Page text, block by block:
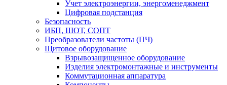
Учет электроэнергии, энергоменеджмент
Цифровая подстанция
Безопасность
ИБП, ШОТ, СОПТ
Преобразователи частоты (ПЧ)
Щитовое оборудование
Взрывозащищенное оборудование
Изделия электромонтажные и инструменты
Коммутационная аппаратура